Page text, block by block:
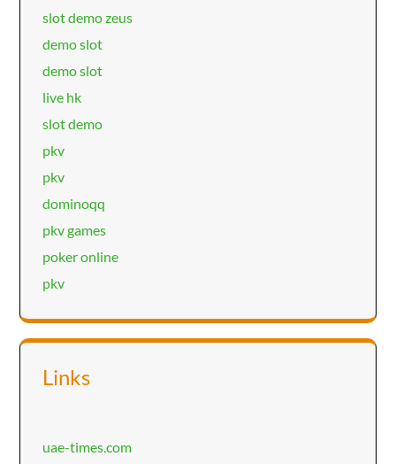
slot demo zeus
demo slot
demo slot
live hk
slot demo
pkv
pkv
dominoqq
pkv games
poker online
pkv
Links
uae-times.com